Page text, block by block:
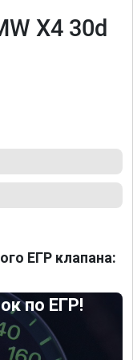
X4 30d
ЕГР клапана:
по ЕГР!